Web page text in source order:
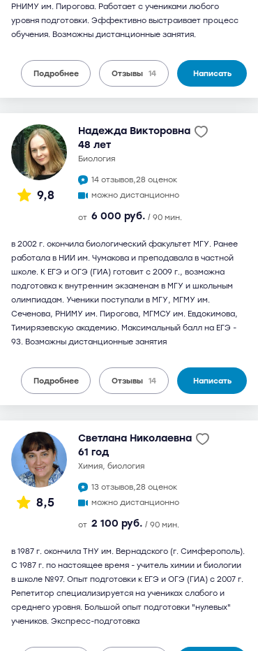
РНИМУ им. Пирогова. Работает с учениками любого
уровня подготовки. Эффективно выстраивает процесс
обучения. Возможны дистанционные занятия.
Подробнее Отзывы 14 Написать
9,8
Надежда Викторовна
48 лет
биология
14 отзывов,28 оценок
можно дистанционно
от 6 000 руб. / 90 мин.
в 2002 г. окончила биологический факультет МГУ. Ранее
работала в НИИ им. Чумакова и преподавала в частной
школе. К ЕГЭ и ОГЭ (ГИА) готовит с 2009 г., возможна
подготовка к внутренним экзаменам в МГУ и школьным
олимпиадам. Ученики поступали в МГУ, МГМУ им.
Сеченова, РНИМУ им. Пирогова, МГМСУ им. Евдокимова,
Тимирязевскую академию. Максимальный балл на ЕГЭ -
93. Возможны дистанционные занятия
Подробнее Отзывы 14 Написать
8,5
Светлана Николаевна
61 год
химия, биология
13 отзывов,28 оценок
можно дистанционно
от 2 100 руб. / 90 мин.
в 1987 г. окончила ТНУ им. Вернадского (г. Симферополь).
С 1987 г. по настоящее время - учитель химии и биологии
в школе №97. Опыт подготовки к ЕГЭ и ОГЭ (ГИА) с 2007 г.
Репетитор специализируется на учениках слабого и
среднего уровня. Большой опыт подготовки "нулевых"
учеников. Экспресс-подготовка